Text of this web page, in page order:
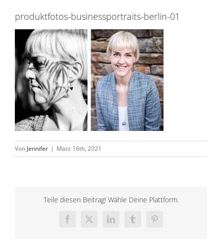
produktfotos-businessportraits-berlin-01
Von Jennifer | März 16th, 2021
Teile diesen Beitrag! Wähle Deine Plattform.
Facebook
X LinkedInTumblrPinterest